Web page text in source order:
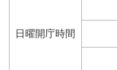
日曜開庁時間